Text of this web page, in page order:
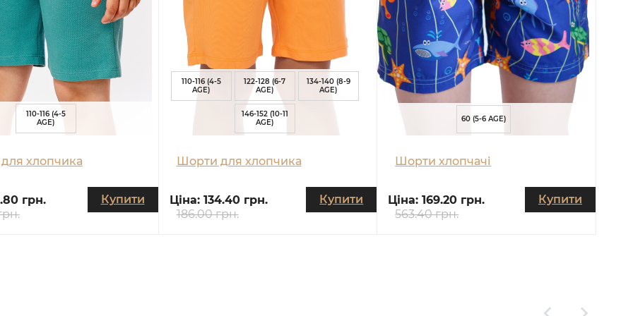
110-116 (4-5
AGE)
хлопчика
грн.
Купити
110-116 (4-5
AGE)
122-128 (6-7
AGE)
134-140 (8-9
AGE)
146-152 (10-11
AGE)
Шорти для хлопчика
Ціна: 134.40 грн.
186.00 грн.
Купити
60 (5-6 AGE)
Шорти хлопчачі
Ціна:169.20 грн.
563.40 грн.
Купити